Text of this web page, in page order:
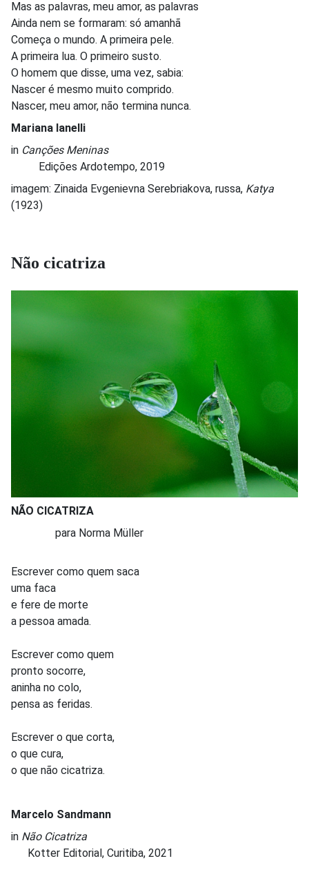
Mas as palavras, meu amor, as palavras
Ainda nem se formaram: só amanhã
Começa o mundo. A primeira pele.
A primeira lua. O primeiro susto.
O homem que disse, uma vez, sabia:
Nascer é mesmo muito comprido.
Nascer, meu amor, não termina nunca.
Mariana Ianelli
in Canções Meninas
Edições Ardotempo, 2019
imagem: Zinaida Evgenievna Serebriakova, russa, Katya
(1923)
Não cicatriza
NÃO CICATRIZA
para Norma Müller
Escrever como quem saca
uma faca
e fere de morte
a pessoa amada.
Escrever como quem
pronto socorre,
aninha no colo,
pensa as feridas.
Escrever o que corta,
o que cura,
o que não cicatriza.
Marcelo Sandmann
in Não Cicatriza
Kotter Editorial, Curitiba, 2021